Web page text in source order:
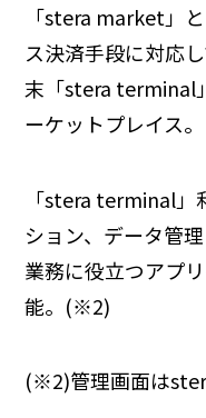
「stera market」
ス決済手段に対応
末「stera terminal
ーケットプレイス。
「stera terminal」
ション、データ管
業務に役立つアプ
能。(※2)
(※2)管理画面は